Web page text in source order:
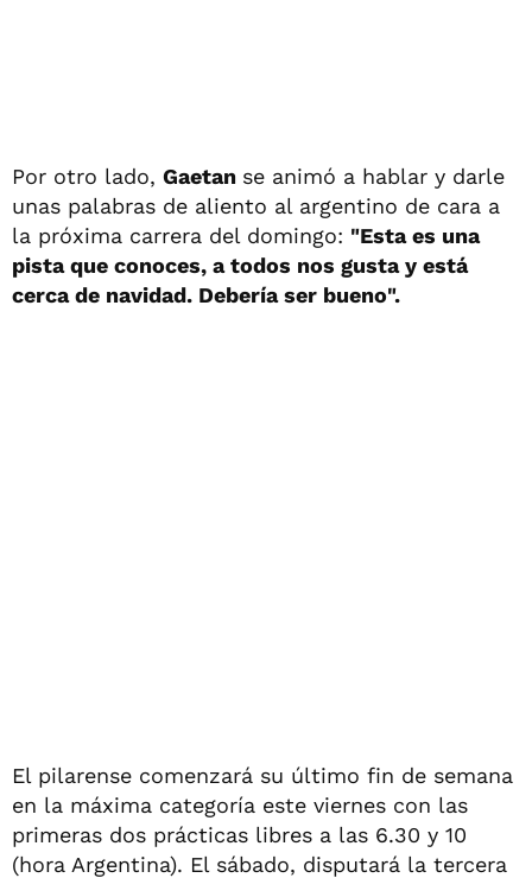
Por otro lado, Gaetan se animó a hablar y darle
unas palabras de aliento al argentino de cara a
la próxima carrera del domingo: "Esta es una
pista que conoces, a todos nos gusta y está
cerca de navidad. Debería ser bueno".
El pilarense comenzará su último fin de semana
en la máxima categoría este viernes con las
primeras dos prácticas libres a las 6.30 y 10
(hora Argentina). El sábado, disputará la tercera